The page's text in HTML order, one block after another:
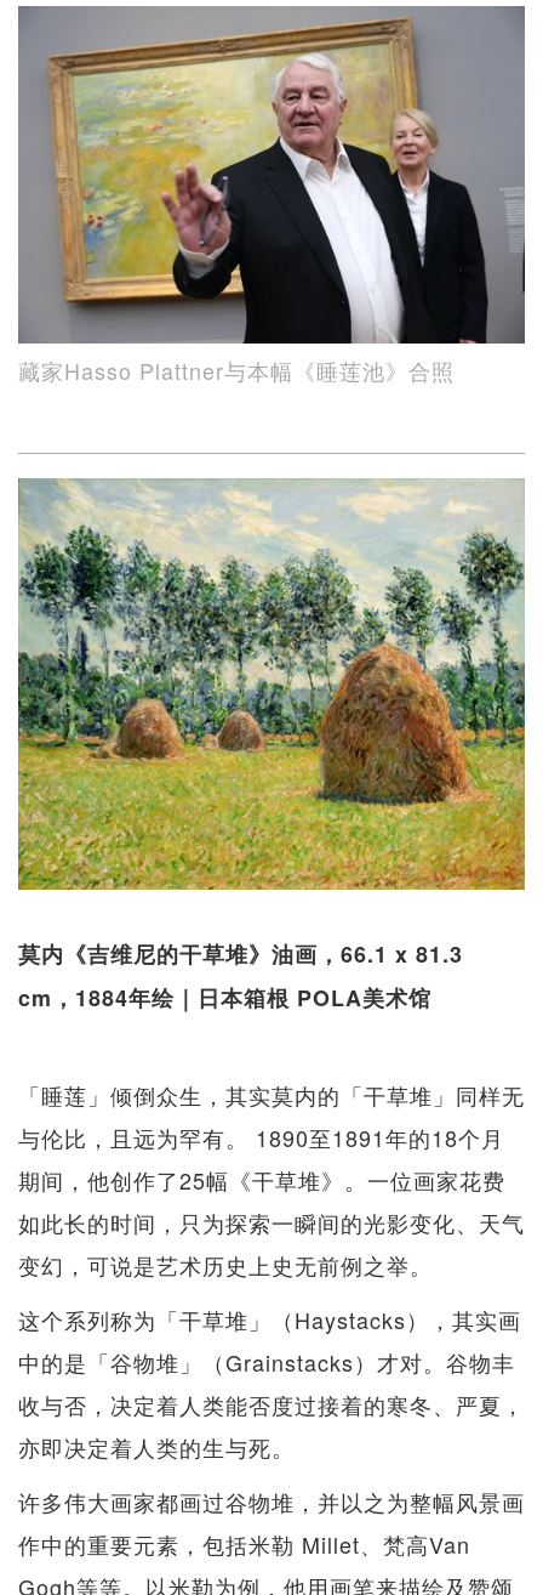
藏家Hasso Plattner与本幅《睡莲池》合照
莫内《吉维尼的干草堆》油画，66.1 x 81.3
cm，1884年绘｜日本箱根 POLA美术馆
「睡莲」倾倒众生，其实莫内的「干草堆」同样无
与伦比，且远为罕有。 1890至1891年的18个月
期间，他创作了25幅《干草堆》。一位画家花费
如此长的时间，只为探索一瞬间的光影变化、天气
变幻，可说是艺术历史上史无前例之举。
这个系列称为「干草堆」（Haystacks），其实画
中的是「谷物堆」（Grainstacks）才对。谷物丰
收与否，决定着人类能否度过接着的寒冬、严夏，
亦即决定着人类的生与死。
许多伟大画家都画过谷物堆，并以之为整幅风景画
作中的重要元素，包括米勒 Millet、梵高Van
Gogh等等。以米勒为例，他用画笔来描绘及赞颂